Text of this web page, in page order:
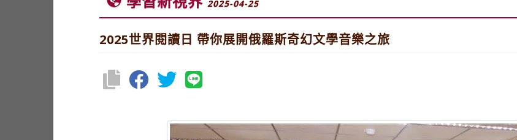
2025-04-25
2025世界閱讀日 帶你展開俄羅斯奇幻文學音樂之旅